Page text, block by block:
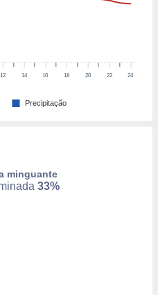
Precipitação
12 14 16 18 20 22 24
minguante
33%